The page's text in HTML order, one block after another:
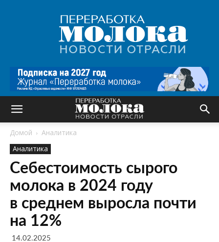
Переработка
молока
|
Новости
Домой
Аналитика
Аналитика
Себестоимость сырого
молока в 2024 году
в среднем выросла почти
на 12%
14.02.2025